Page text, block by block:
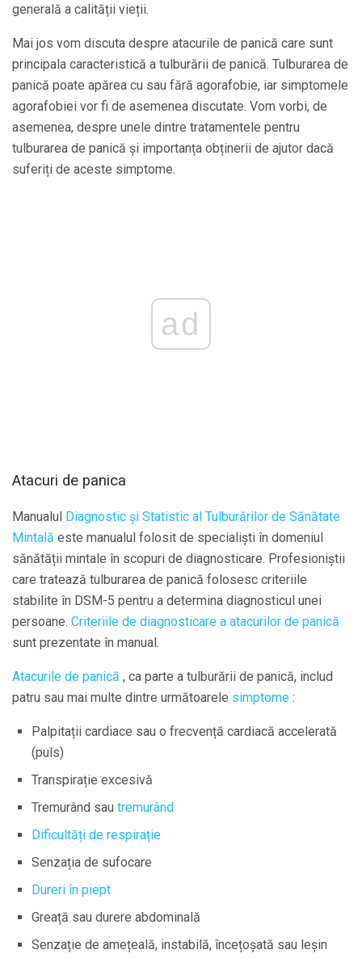
generală a calității vieții.
Mai jos vom discuta despre atacurile de panică care sunt
principala caracteristică a tulburării de panică. Tulburarea de
panică poate apărea cu sau fără agorafobie, iar simptomele
agorafobiei vor fi de asemenea discutate. Vom vorbi, de
asemenea, despre unele dintre tratamentele pentru
tulburarea de panică și importanța obținerii de ajutor dacă
suferiți de aceste simptome.
ad
Atacuri de panica
Manualul Diagnostic și Statistic al Tulburărilor de Sănătate
Mintală este manualul folosit de specialiști în domeniul
sănătății mintale în scopuri de diagnosticare. Profesioniștii
care tratează tulburarea de panică folosesc criteriile
stabilite în DSM-5 pentru a determina diagnosticul unei
persoane. Criteriile de diagnosticare a atacurilor de panică
sunt prezentate în manual.
Atacurile de panică , ca parte a tulburării de panică, includ
patru sau mai multe dintre următoarele simptome :
Palpitații cardiace sau o frecvență cardiacă accelerată
(puls)
Transpirație excesivă
Tremurând sau tremurând
Dificultăți de respirație
Senzația de sufocare
Dureri în piept
Greață sau durere abdominală
Senzație de amețeală, instabilă, încețoșată sau leșin